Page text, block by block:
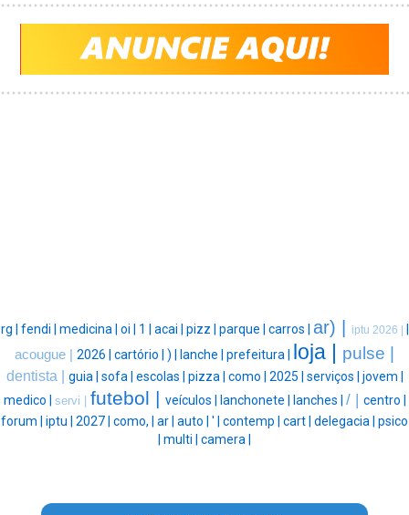
rg | fendi | medicina | oi | 1 | acai | pizz | parque | carros | ar) | iptu 2026 |
acougue | 2026 | cartório | ) | lanche | prefeitura | loja | pulse |
dentista | guia | sofa | escolas | pizza | como | 2025 | serviços | jovem |
medico | servi | futebol | veículos | lanchonete | lanches | / | centro |
forum | iptu | 2027 | como, | ar | auto | ' | contemp | cart | delegacia | psico
multi | camera |